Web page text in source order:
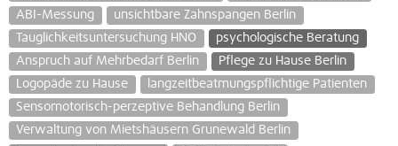
ABI-Messung
unsichtbare Zahnspangen Berlin
Tauglichkeitsuntersuchung HNO
psychologische Beratung
Anspruch auf Mehrbedarf Berlin
Pflege zu Hause Berlin
Logopäde zu Hause
langzeitbeatmungspflichtige Patienten
Sensomotorisch-perzeptive Behandlung Berlin
Verwaltung von Mietshäusern Grunewald Berlin